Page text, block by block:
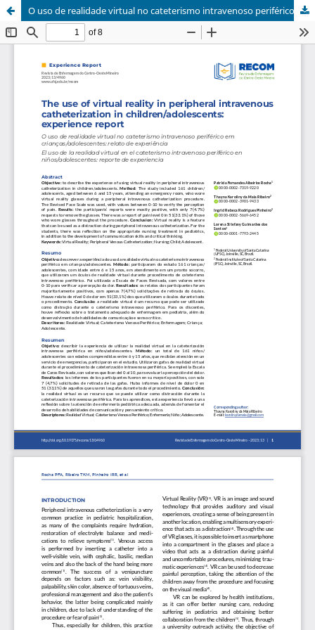
O uso de realidade virtual no cateterismo intravenoso periférico em crianças/adolescentes: relato de experiência